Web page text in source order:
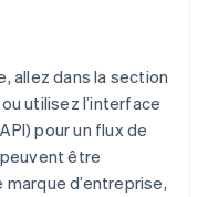
allez dans la section
utilisez l’interface
pour un flux de
être
d’entreprise,